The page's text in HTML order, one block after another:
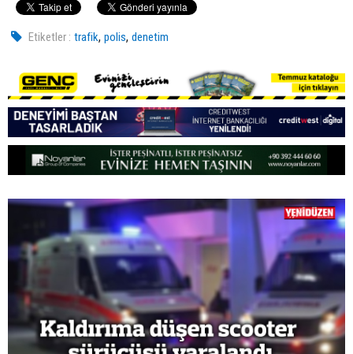
Etiketler : trafik,polis,denetim